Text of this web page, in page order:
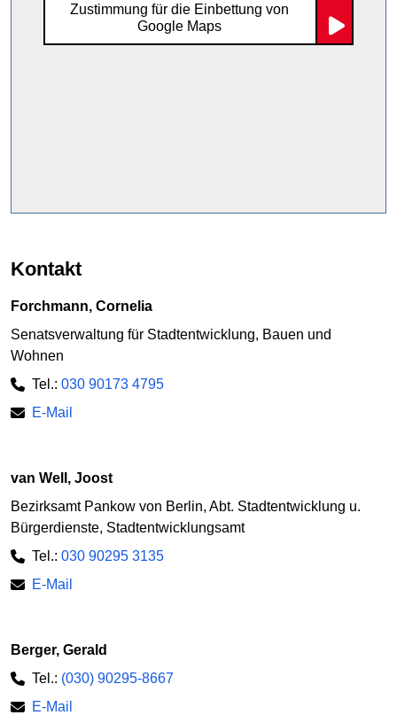
Zustimmung für die Einbettung von
Google Maps
Kontakt
Forchmann, Cornelia
Senatsverwaltung für Stadtentwicklung, Bauen und
Wohnen
Tel.: 030 90173 4795
E-Mail
van Well, Joost
Bezirksamt Pankow von Berlin, Abt. Stadtentwicklung u.
Bürgerdienste, Stadtentwicklungsamt
Tel.: 030 90295 3135
E-Mail
Berger, Gerald
Tel.: (030) 90295-8667
E-Mail